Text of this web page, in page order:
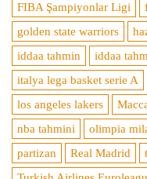
FIBA Şampiyonlar Ligi
golden state warriors
iddaa tahmin
iddaa
italya lega basket serie A
los angeles lakers
nba tahmini
olimpia
partizan
Real Madrid